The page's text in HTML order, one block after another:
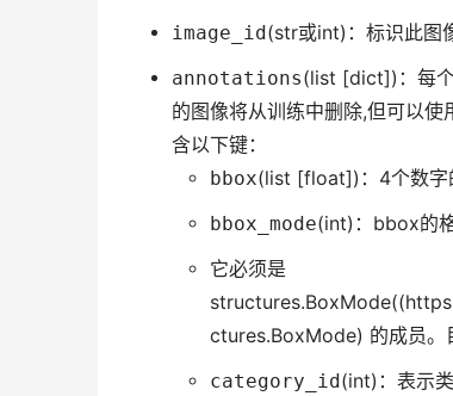
image_id(str或int)：标识此图
annotations(list [dict])：每个
的图像将从训练中删除,但可以使
含以下键：
bbox(list [float])：4个数字
bbox_mode(int)：bbox的格
它必须是
ctures.BoxMode) 的成员。
category_id(int)：表示